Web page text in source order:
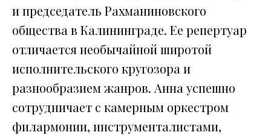
и председатель Рахманиновского
общества в Калининграде. Ее репертуар
отличается необычайной широтой
исполнительского кругозора и
разнообразием жанров. Анна успешно
сотрудничает с камерным оркестром
филармонии, инструменталистами,